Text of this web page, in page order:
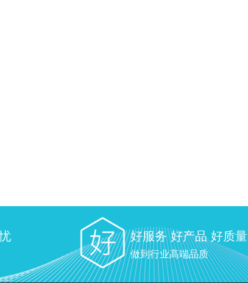
好服务 好产品 好质量
做到行业高端品质